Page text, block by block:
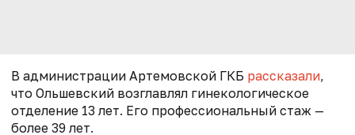
В администрации Артемовской ГКБ рассказали,
что Ольшевский возглавлял гинекологическое
отделение 13 лет. Его профессиональный стаж —
более 39 лет.